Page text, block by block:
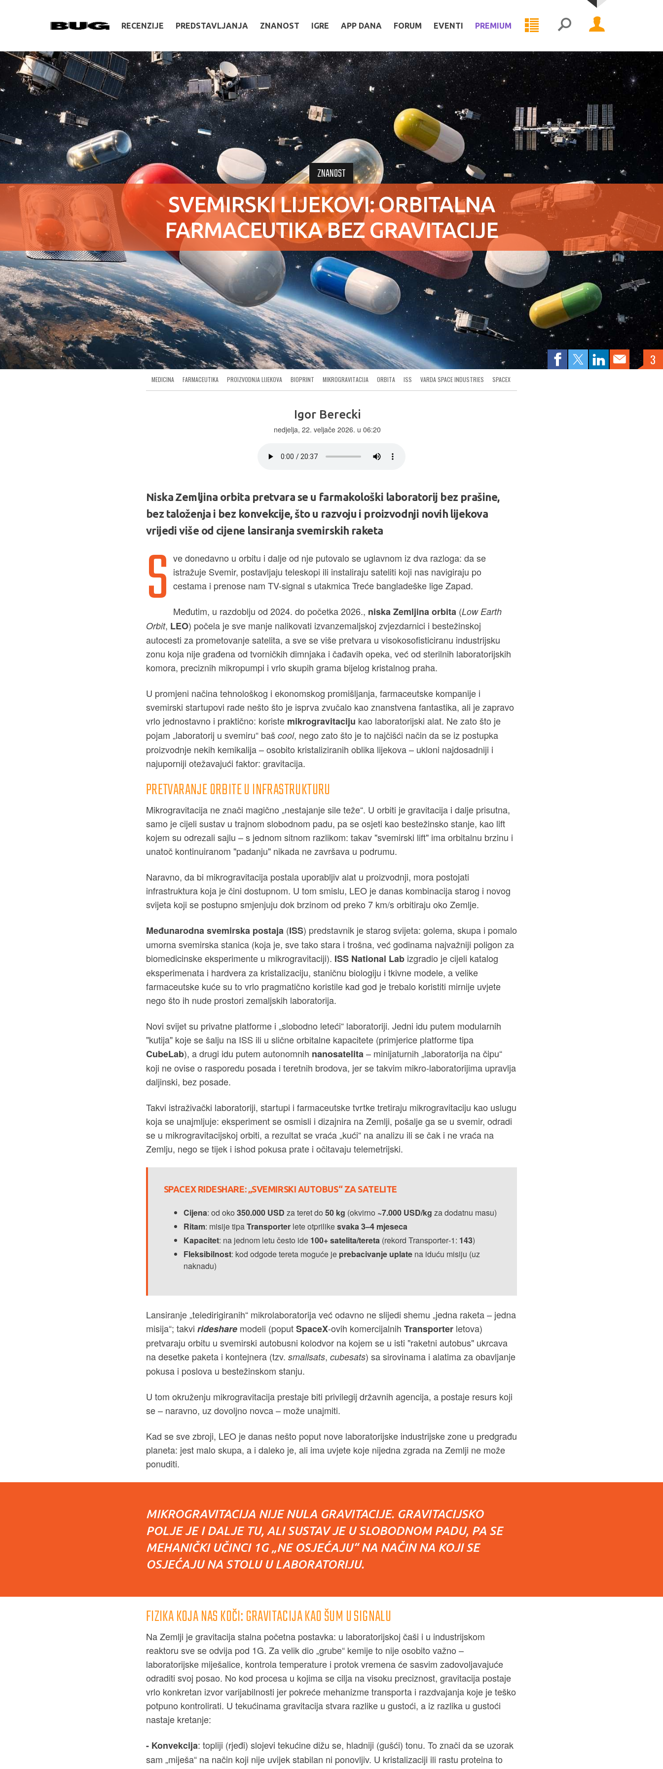
RECENZIJE PREDSTAVLJANJA ZNANOST IGRE APP DANA FORUM EVENTI PREMIUM
ZNANOST
SVEMIRSKI LIJEKOVI: ORBITALNA
FARMACEUTIKA BEZ GRAVITACIJE
3
MEDICINA FARMACEUTIKA PROIZVODNJA LIJEKOVA BIOPRINT MIKROGRAVITACIJA ORBITA ISS VARDA SPACE INDUSTRIES SPACEX
Igor Berecki
nedjelja, 22. veljače 2026. u 06:20
Niska Zemljina orbita pretvara se u farmakološki laboratorij bez prašine,
bez taloženja i bez konvekcije, što u razvoju i proizvodnji novih lijekova
vrijedi više od cijene lansiranja svemirskih raketa
S ve donedavno u orbitu i dalje od nje putovalo se uglavnom iz dva razloga: da se
istražuje Svemir, postavljaju teleskopi ili instaliraju sateliti koji nas navigiraju po
cestama i prenose nam TV-signal s utakmica Treće bangladeške lige Zapad.
Međutim, u razdoblju od 2024. do početka 2026., niska Zemljina orbita (Low Earth
Orbit, LEO) počela je sve manje nalikovati izvanzemaljskoj zvjezdarnici i bestežinskoj
autocesti za prometovanje satelita, a sve se više pretvara u visokosofisticiranu industrijsku
zonu koja nije građena od tvorničkih dimnjaka i čađavih opeka, već od sterilnih laboratorijskih
komora, preciznih mikropumpi i vrlo skupih grama bijelog kristalnog praha.
U promjeni načina tehnološkog i ekonomskog promišljanja, farmaceutske kompanije i
svemirski startupovi rade nešto što je isprva zvučalo kao znanstvena fantastika, ali je zapravo
vrlo jednostavno i praktično: koriste mikrogravitaciju kao laboratorijski alat. Ne zato što je
pojam „laboratorij u svemiru“ baš cool, nego zato što je to najčišći način da se iz postupka
proizvodnje nekih kemikalija – osobito kristaliziranih oblika lijekova – ukloni najdosadniji i
najuporniji otežavajući faktor: gravitacija.
PRETVARANJE ORBITE U INFRASTRUKTURU
Mikrogravitacija ne znači magično „nestajanje sile teže“. U orbiti je gravitacija i dalje prisutna,
samo je cijeli sustav u trajnom slobodnom padu, pa se osjeti kao bestežinsko stanje, kao lift
kojem su odrezali sajlu – s jednom sitnom razlikom: takav "svemirski lift" ima orbitalnu brzinu i
unatoč kontinuiranom "padanju" nikada ne završava u podrumu.
Naravno, da bi mikrogravitacija postala uporabljiv alat u proizvodnji, mora postojati
infrastruktura koja je čini dostupnom. U tom smislu, LEO je danas kombinacija starog i novog
svijeta koji se postupno smjenjuju dok brzinom od preko 7 km/s orbitiraju oko Zemlje.
Međunarodna svemirska postaja (ISS) predstavnik je starog svijeta: golema, skupa i pomalo
umorna svemirska stanica (koja je, sve tako stara i trošna, već godinama najvažniji poligon za
biomedicinske eksperimente u mikrogravitaciji). ISS National Labizgradio je cijeli katalog
eksperimenata i hardvera za kristalizaciju, staničnu biologiju i tkivne modele, a velike
farmaceutske kuće su to vrlo pragmatično koristile kad god je trebalo koristiti mirnije uvjete
nego što ih nude prostori zemaljskih laboratorija.
Novi svijet su privatne platforme i „slobodno leteći“ laboratoriji. Jedni idu putem modularnih
"kutija" koje se šalju na ISS ili u slične orbitalne kapacitete (primjerice platforme tipa
CubeLab), a drugi idu putem autonomnih nanosatelita – minijaturnih „laboratorija na čipu“
koji ne ovise o rasporedu posada i teretnih brodova, jer se takvim mikro-laboratorijima upravlja
daljinski, bez posade.
Takvi istraživački laboratoriji, startupi i farmaceutske tvrtke tretiraju mikrogravitaciju kao uslugu
koja se unajmljuje: eksperiment se osmisli i dizajnira na Zemlji, pošalje ga se u svemir, odradi
se u mikrogravitacijskoj orbiti, a rezultat se vraća „kući“ na analizu ili se čak i ne vraća na
Zemlju, nego se tijek i ishod pokusa prate i očitavaju telemetrijski.
SPACEX RIDESHARE: „SVEMIRSKI AUTOBUS“ ZA SATELITE
Cijena: od oko 350.000 USD za teret do 50 kg (okvirno ~7.000 USD/kg za dodatnu masu)
Ritam: misije tipaTransporterlete otprilikesvaka 3–4 mjeseca
Kapacitet: na jednom letu često ide 100+ satelita/tereta(rekord Transporter‑1: 143)
Fleksibilnost: kod odgode tereta moguće je prebacivanje uplatena iduću misiju (uz
naknadu)
Lansiranje „teledirigiranih“ mikrolaboratorija već odavno ne slijedi shemu „jedna raketa – jedna
misija“; takvi ridesharemodeli (poputSpaceX-ovih komercijalnih Transporterletova)
pretvaraju orbitu u svemirski autobusni kolodvor na kojem se u isti "raketni autobus" ukrcava
na desetke paketa i kontejnera (tzv. smallsats, cubesats) sa sirovinama i alatima za obavljanje
pokusa i poslova u bestežinskom stanju.
U tom okruženju mikrogravitacija prestaje biti privilegij državnih agencija, a postaje resurs koji
se – naravno, uz dovoljno novca – može unajmiti.
Kad se sve zbroji, LEO je danas nešto poput nove laboratorijske industrijske zone u predgrađu
planeta: jest malo skupa, a i daleko je, ali ima uvjete koje nijedna zgrada na Zemlji ne može
ponuditi.
MIKROGRAVITACIJA NIJE NULA GRAVITACIJE. GRAVITACIJSKO
POLJE JE I DALJE TU, ALI SUSTAV JE U SLOBODNOM PADU, PA SE
MEHANIČKI UČINCI 1G „NE OSJEĆAJU“ NA NAČIN NA KOJI SE
OSJEĆAJU NA STOLU U LABORATORIJU.
FIZIKA KOJA NAS KOČI: GRAVITACIJA KAO ŠUM U SIGNALU
Na Zemlji je gravitacija stalna početna postavka: u laboratorijskoj čaši i u industrijskom
reaktoru sve se odvija pod 1G. Za velik dio „grube“ kemije to nije osobito važno –
laboratorijske miješalice, kontrola temperature i protok vremena će sasvim zadovoljavajuće
odraditi svoj posao. No kod procesa u kojima se cilja na visoku preciznost, gravitacija postaje
vrlo konkretan izvor varijabilnosti jer pokreće mehanizme transporta i razdvajanja koje je teško
potpuno kontrolirati. U tekućinama gravitacija stvara razlike u gustoći, a iz razlika u gustoći
nastaje kretanje:
- Konvekcija: topliji (rjeđi) slojevi tekućine dižu se, hladniji (gušći) tonu. To znači da se uzorak
sam „miješa“ na način koji nije uvijek stabilan ni ponovljiv. U kristalizaciji ili rastu proteina to